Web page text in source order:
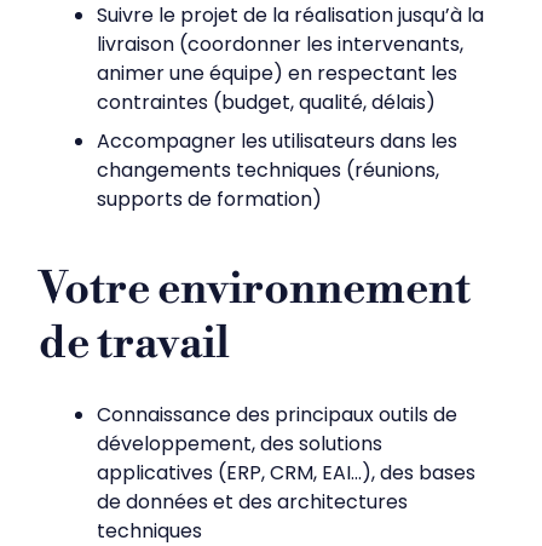
Suivre le projet de la réalisation jusqu’à la
livraison (coordonner les intervenants,
animer une équipe) en respectant les
contraintes (budget, qualité, délais)
Accompagner les utilisateurs dans les
changements techniques (réunions,
supports de formation)
Votre environnement
de travail
Connaissance des principaux outils de
développement, des solutions
applicatives (ERP, CRM, EAI…), des bases
de données et des architectures
techniques